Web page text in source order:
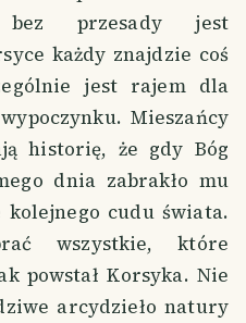
bez przesady jest
każdy znajdzie coś
jest rajem dla
Mieszańcy
historię, że gdy Bóg
dnia zabrakło mu
kolejnego cudu świata.
wszystkie, które
powstał Korsyka. Nie
arcydzieło natury